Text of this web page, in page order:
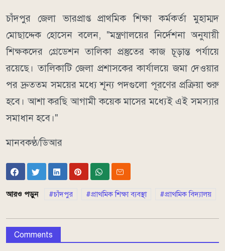
চাঁদপুর জেলা ভারপ্রাপ্ত প্রাথমিক শিক্ষা কর্মকর্তা মুহাম্মদ
মোছাদ্দেক হোসেন বলেন, "মন্ত্রণালয়ের নির্দেশনা অনুযায়ী
শিক্ষকদের গ্রেডেশন তালিকা প্রস্তুতের কাজ চূড়ান্ত পর্যায়ে
রয়েছে। তালিকাটি জেলা প্রশাসকের কার্যালয়ে জমা দেওয়ার
পর দ্রুততম সময়ের মধ্যে শূন্য পদগুলো পূরণের প্রক্রিয়া শুরু
হবে। আশা করছি আগামী কয়েক মাসের মধ্যেই এই সমস্যার
সমাধান হবে।"
মানবকণ্ঠ/ডিআর
আরও পড়ুন চাঁদপুর প্রাথমিক শিক্ষা ব্যবস্থা প্রাথমিক বিদ্যালয়
Comments